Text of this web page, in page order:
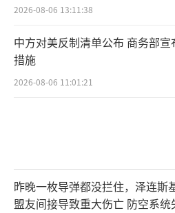
2026-08-06 13:11:38
中方对美反制清单公布 商务部宣
措施
2026-08-06 11:01:21
昨晚一枚导弹都没拦住，泽连斯
盟友间接导致重大伤亡 防空系统